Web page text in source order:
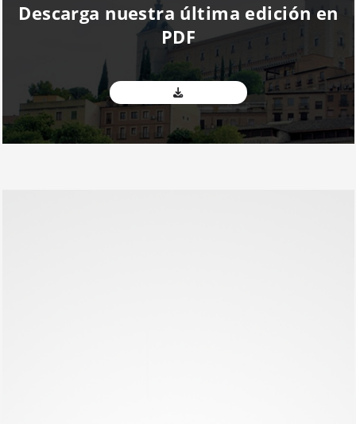
Descarga nuestra última edición en
PDF